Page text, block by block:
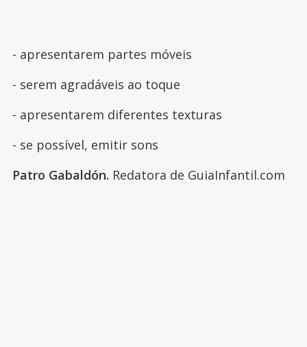
- apresentarem partes móveis
- serem agradáveis ao toque
- apresentarem diferentes texturas
- se possível, emitir sons
Patro Gabaldón. Redatora de GuiaInfantil.com